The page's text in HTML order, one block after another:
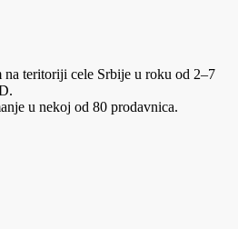
teritoriji cele Srbije u roku od 2–7
u nekoj od 80 prodavnica.